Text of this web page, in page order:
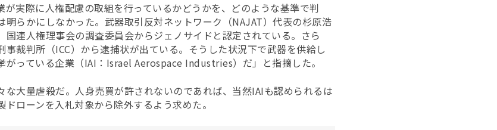
が実際に人権配慮の取組を行っているかどうかを、どのような基準で判
明らかにしなかった。武器取引反対ネットワーク（NAJAT）代表の杉原浩
国連人権理事会の調査委員会からジェノサイドと認定されている。さら
事裁判所（ICC）から逮捕状が出ている。そうした状況下で武器を供給し
がっている企業（IAI：Israel Aerospace Industries）だ」と指摘した。
な大量虐殺だ。人身売買が許されないのであれば、当然IAIも認められるは
ローンを入札対象から除外するよう求めた。